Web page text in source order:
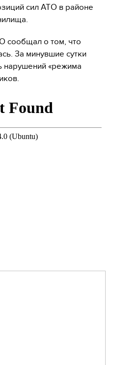
сил АТО в районе
сообщал о том, что
За минувшие сутки
нарушений «режима